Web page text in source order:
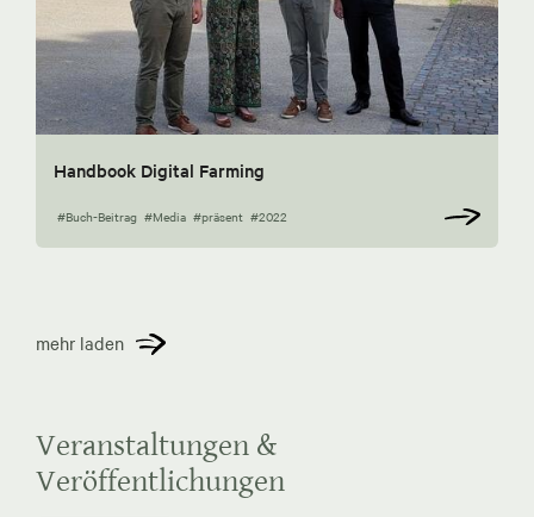
Handbook Digital Farming
#Buch-Beitrag #Media #präsent #2022
mehr laden
Veranstaltungen &
Veröffentlichungen